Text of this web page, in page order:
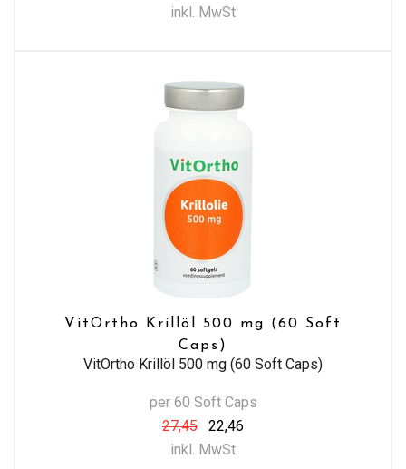
inkl. MwSt
VitOrtho Krillöl 500 mg (60 Soft
Caps)
VitOrtho Krillöl 500 mg (60 Soft Caps)
per 60 Soft Caps
27,45
22,46
inkl. MwSt